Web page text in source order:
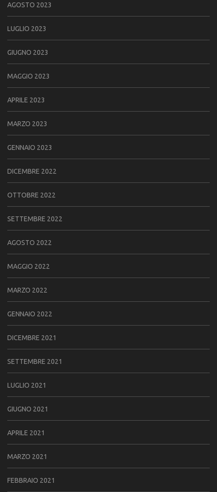
AGOSTO 2023
LUGLIO 2023
GIUGNO 2023
MAGGIO 2023
APRILE 2023
MARZO 2023
GENNAIO 2023
DICEMBRE 2022
OTTOBRE 2022
SETTEMBRE 2022
AGOSTO 2022
MAGGIO 2022
MARZO 2022
GENNAIO 2022
DICEMBRE 2021
SETTEMBRE 2021
LUGLIO 2021
GIUGNO 2021
APRILE 2021
MARZO 2021
FEBBRAIO 2021